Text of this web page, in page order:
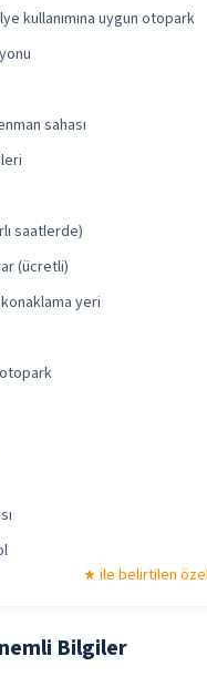
kullanımına uygun otopark
sahası
saatlerde)
(ücretli)
yeri
ile belirtilen
Bilgiler